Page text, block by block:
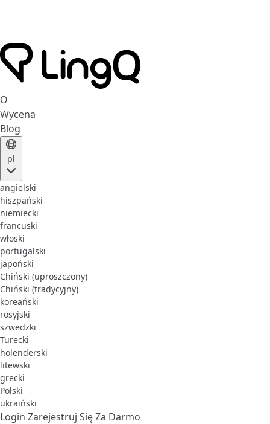
O
Wycena
Blog
pl
angielski
hiszpański
niemiecki
francuski
włoski
portugalski
japoński
Chiński (uproszczony)
Chiński (tradycyjny)
koreański
rosyjski
szwedzki
Turecki
holenderski
litewski
grecki
Polski
ukraiński
Login Zarejestruj Się Za Darmo